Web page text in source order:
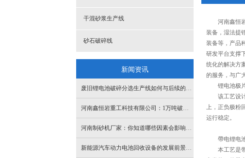
河南鑫恒
装备，湿法提
装备等，产品
研发平台支撑
统化的解决方
的服务，与广
锂电池极
该工艺设
上，正负极粉
运行稳定。
帶电锂电
本工艺是
干混砂浆生产线
砂石破碎线
新闻资讯
废旧锂电池破碎分选生产线如何与后续的材料回收处理工艺更好地衔接，提高整体生产效率？
河南鑫恒岩重工科技有限公司：1万吨破碎拆解成套设备即将投产
河南制砂机厂家：你知道哪些因素会影响河卵石制砂机的生产能力
新能源汽车动力电池回收设备的发展前景如何？